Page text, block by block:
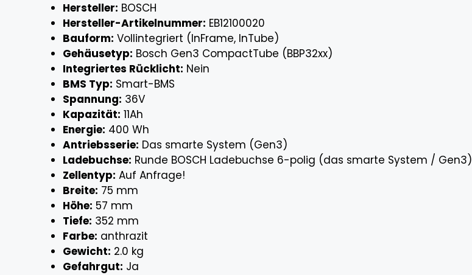
Hersteller: BOSCH
Hersteller-Artikelnummer: EB12100020
Bauform: Vollintegriert (InFrame, InTube)
Gehäusetyp: Bosch Gen3 CompactTube (BBP32xx)
Integriertes Rücklicht: Nein
BMS Typ: Smart-BMS
Spannung: 36V
Kapazität: 11Ah
Energie: 400 Wh
Antriebsserie: Das smarte System (Gen3)
Ladebuchse: Runde BOSCH Ladebuchse 6-polig (das smarte System / Gen3)
Zellentyp: Auf Anfrage!
Breite: 75 mm
Höhe: 57 mm
Tiefe: 352 mm
Farbe: anthrazit
Gewicht: 2.0 kg
Gefahrgut: Ja